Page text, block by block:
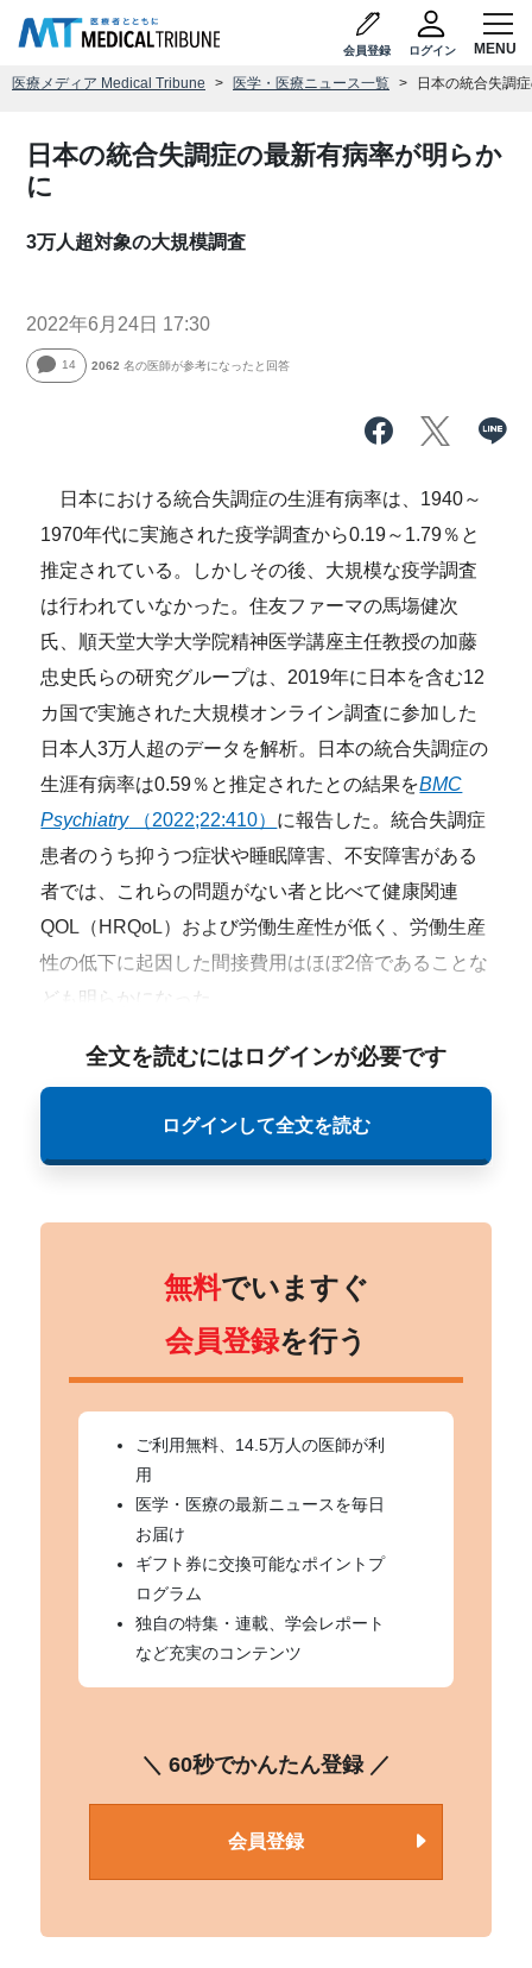
会員登録 ログイン
医療メディア Medical Tribune 医学・医療ニュース一覧 日本の統合失調
日本の統合失調症の最新有病率が明らか
に
3万人超対象の大規模調査
2022年6月24日 17:30
14 2062 名の医師が参考になったと回答
日本における統合失調症の生涯有病率は、1940～
1970年代に実施された疫学調査から0.19～1.79％と
推定されている。しかしその後、大規模な疫学調査
は行われていなかった。住友ファーマの馬塲健次
氏、順天堂大学大学院精神医学講座主任教授の加藤
忠史氏らの研究グループは、2019年に日本を含む12
カ国で実施された大規模オンライン調査に参加した
日本人3万人超のデータを解析。日本の統合失調症の
生涯有病率は0.59％と推定されたとの結果をBMC
Psychiatry（2022;22:410） に報告した。統合失調症
患者のうち抑うつ症状や睡眠障害、不安障害がある
者では、これらの問題がない者と比べて健康関連
QOL（HRQoL）および労働生産性が低く、労働生産
性の低下に起因した間接費用はほぼ2倍であることな
ども明らかになった。
全文を読むにはログインが必要です
ログインして全文を読む
無料でいますぐ
会員登録を行う
ご利用無料、14.5万人の医師が利
用
医学・医療の最新ニュースを毎日
お届け
ギフト券に交換可能なポイントプ
ログラム
独自の特集・連載、学会レポート
など充実のコンテンツ
＼ 60秒でかんたん登録 ／
会員登録